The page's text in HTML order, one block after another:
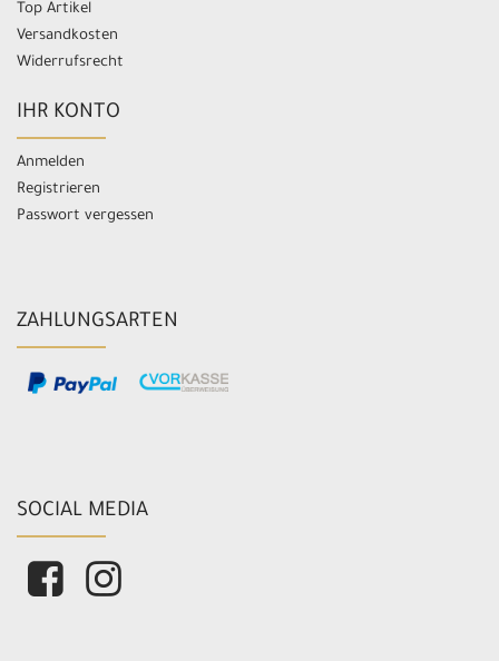
Top Artikel
Versandkosten
Widerrufsrecht
IHR KONTO
Anmelden
Registrieren
Passwort vergessen
ZAHLUNGSARTEN
SOCIAL MEDIA